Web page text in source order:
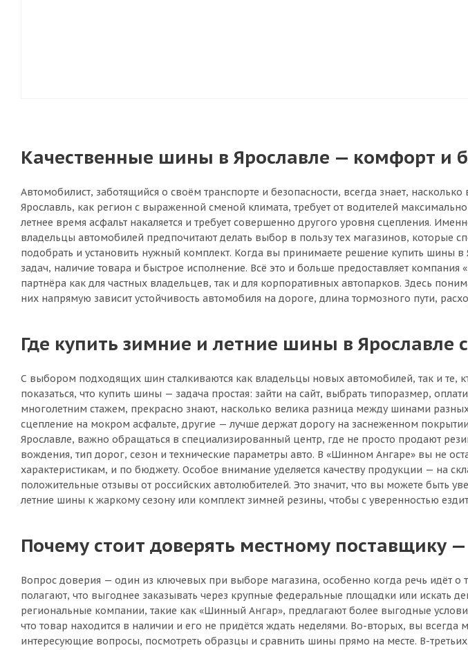
Качественные шины в Ярославле — комфорт и
Автомобилист, заботящийся о своём транспорте и безопасности, всегда знает,
Ярославль, как регион с выраженной сменой климата, требует от водителей
летнее время асфальт накаляется и требует совершенно другого уровня сцепления.
владельцы автомобилей предпочитают делать выбор в пользу тех магазинов, которые
подобрать и установить нужный комплект. Когда вы принимаете решение купить шины
задач, наличие товара и быстрое исполнение. Всё это и больше предоставляет
партнёра как для частных владельцев, так и для корпоративных автопарков. Здесь
них напрямую зависит устойчивость автомобиля на дороге, длина тормозного пути,
Где купить зимние и летние шины в Ярославле
С выбором подходящих шин сталкиваются как владельцы новых автомобилей, так и
показаться, что купить шины — задача простая: зайти на сайт, выбрать типоразмер,
многолетним стажем, прекрасно знают, насколько велика разница между шинами
сцепление на мокром асфальте, другие — лучше держат дорогу на заснеженном
Ярославле, важно обращаться в специализированный центр, где не просто продают
вождения, тип дорог, сезон и технические параметры авто. В «Шинном Ангаре» вы не
характеристикам, и по бюджету. Особое внимание уделяется качеству продукции — на
положительные отзывы от российских автолюбителей. Это значит, что вы можете быть
летние шины к жаркому сезону или комплект зимней резины, чтобы с уверенностью
Почему стоит доверять местному поставщику
Вопрос доверия — один из ключевых при выборе магазина, особенно когда речь идёт
полагают, что выгоднее заказывать через крупные федеральные площадки или искать
региональные компании, такие как «Шинный Ангар», предлагают более выгодные
что товар находится в наличии и его не придётся ждать неделями. Во-вторых, вы
интересующие вопросы, посмотреть образцы и сравнить шины прямо на месте. В-